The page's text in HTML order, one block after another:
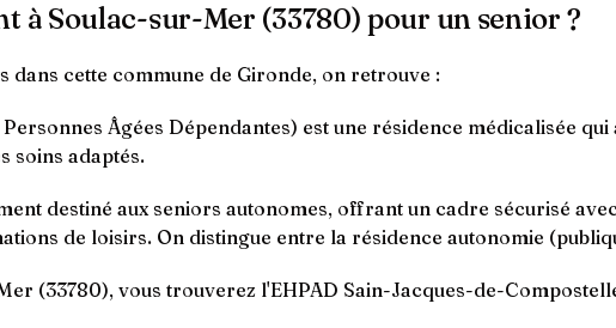
à Soulac-sur-Mer (33780) pour un senior ?
dans cette commune de Gironde, on retrouve :
Âgées Dépendantes) est une résidence médicalisée
soins adaptés.
destiné aux seniors autonomes, offrant un cadre sécurisé
de loisirs. On distingue entre la résidence autonomie
(33780), vous trouverez l'EHPAD Sain-Jacques-de-